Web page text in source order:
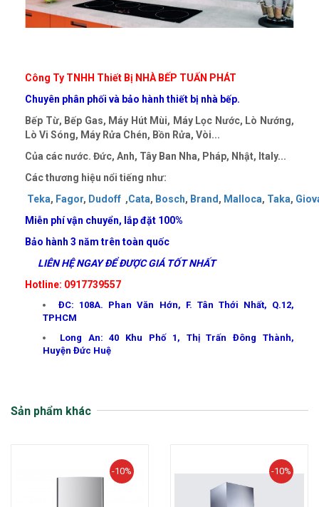
Công Ty TNHH Thiết Bị NHÀ BẾP TUẤN PHÁT
Chuyên phân phối và bảo hành thiết bị nhà bếp.
Bếp Từ, Bếp Gas, Máy Hút Mùi, Máy Lọc Nước, Lò Nướng,
Lò Vi Sóng, Máy Rửa Chén, Bồn Rửa, Vòi...
Của các nước. Đức, Anh, Tây Ban Nha, Pháp, Nhật, Italy...
Các thương hiệu nổi tiếng như:
Teka, Fagor, Dudoff ,Cata, Bosch, Brand, Malloca, Taka,
Miễn phí vận chuyển, lắp đặt 100%
Bảo hành 3 năm trên toàn quốc
LIÊN HỆ NGAY ĐỂ ĐƯỢC GIÁ TỐT NHẤT
Hotline: 0917739557
ĐC: 108A. Phan Văn Hớn, F. Tân Thới Nhất, Q.12,
TPHCM
Long An: 40 Khu Phố 1, Thị Trấn Đông Thành,
Huyện Đức Huệ
Sản phẩm khác
-10% -10%